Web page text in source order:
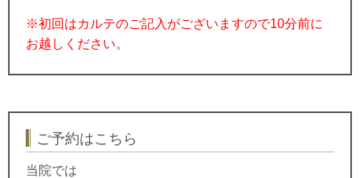
※初回はカルテのご記入がございますので10分前に
お越しください。
ご予約はこちら
当院では